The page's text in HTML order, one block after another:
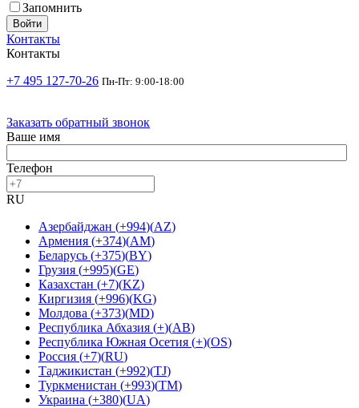
Запомнить
Войти
Контакты
Контакты
+7 495 127-70-26 Пн-Пт: 9:00-18:00
Заказать обратный звонок
Ваше имя
Телефон
RU
Азербайджан (+994)(AZ)
Армения (+374)(AM)
Беларусь (+375)(BY)
Грузия (+995)(GE)
Казахстан (+7)(KZ)
Киргизия (+996)(KG)
Молдова (+373)(MD)
Республика Абхазия (+)(AB)
Республика Южная Осетия (+)(OS)
Россия (+7)(RU)
Таджикистан (+992)(TJ)
Туркменистан (+993)(TM)
Украина (+380)(UA)